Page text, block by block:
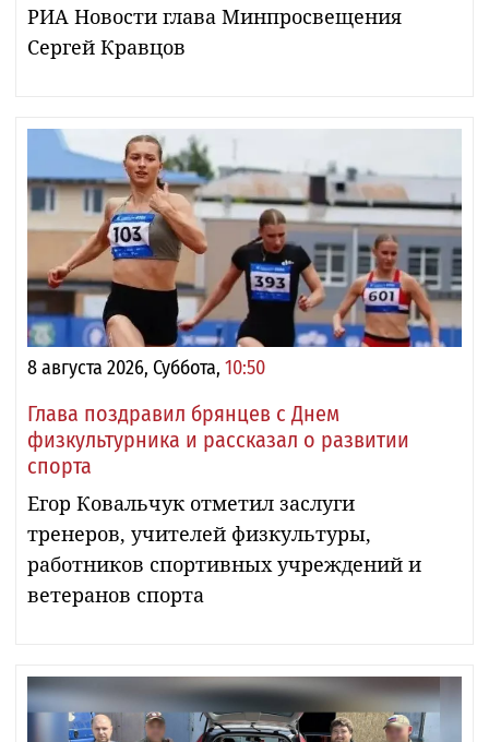
РИА Новости глава Минпросвещения
Сергей Кравцов
8 августа 2026, Суббота, 10:50
Глава поздравил брянцев с Днем
физкультурника и рассказал о развитии
спорта
Егор Ковальчук отметил заслуги
тренеров, учителей физкультуры,
работников спортивных учреждений и
ветеранов спорта